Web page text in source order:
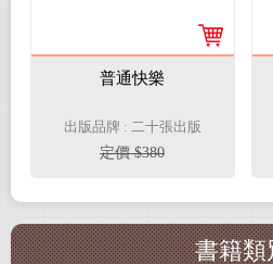
普通快樂
出版品牌 : 二十張出版
定價 $380
書籍類